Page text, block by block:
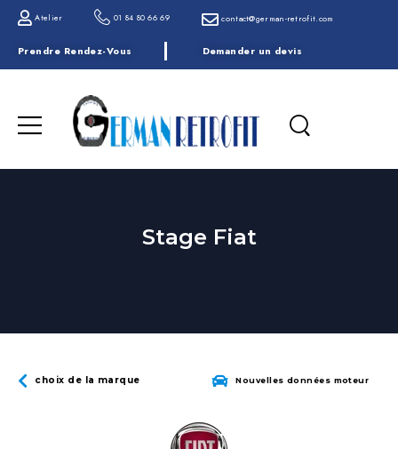
Atelier 01 84 80 66 69 contact@german-retrofit.com
Prendre Rendez-Vous Demander un devis
Stage Fiat
choix de la marque Nouvelles données moteur